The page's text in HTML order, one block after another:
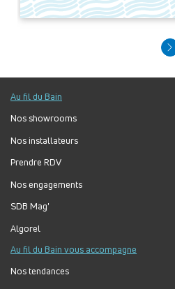
Au fil du Bain
Nos showrooms
Nos installateurs
Prendre RDV
Nos engagements
SDB Mag'
Algorel
Au fil du Bain vous accompagne
Nos tendances